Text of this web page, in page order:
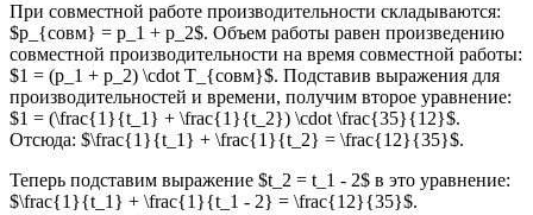
При совместной работе производительности складываются:
$p_{совм} = p_1 + p_2$. Объем работы равен произведению
совместной производительности на время совместной работы:
$1 = (p_1 + p_2) \cdot T_{совм}$. Подставив выражения для
производительностей и времени, получим второе уравнение:
$1 = (\frac{1}{t_1} + \frac{1}{t_2}) \cdot \frac{35}{12}$.
Отсюда: $\frac{1}{t_1} + \frac{1}{t_2} = \frac{12}{35}$.
Теперь подставим выражение $t_2 = t_1 - 2$ в это уравнение:
$\frac{1}{t_1} + \frac{1}{t_1 - 2} = \frac{12}{35}$.